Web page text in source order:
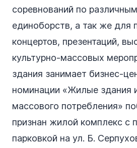
соревнований по
единоборств, а так же для
концертов, презентаций,
культурно-массовых
здания занимает бизнес-
номинации «Жилые здания
массового потребления»
признан жилой комплекс с
парковкой на ул. Б.